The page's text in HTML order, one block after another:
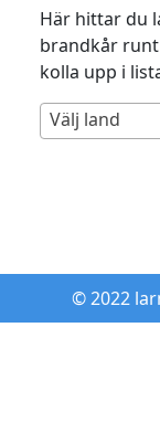
Här hittar du
brandkår
kolla upp i
Välj land
© 2022